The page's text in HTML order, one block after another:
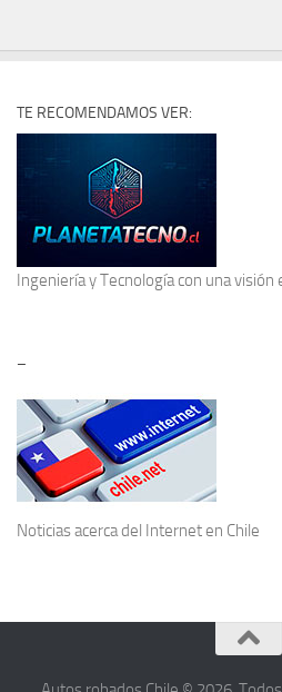
TE RECOMENDAMOS VER:
Ingeniería y Tecnologíacon una visión
–
Noticias acerca del Internet en Chile